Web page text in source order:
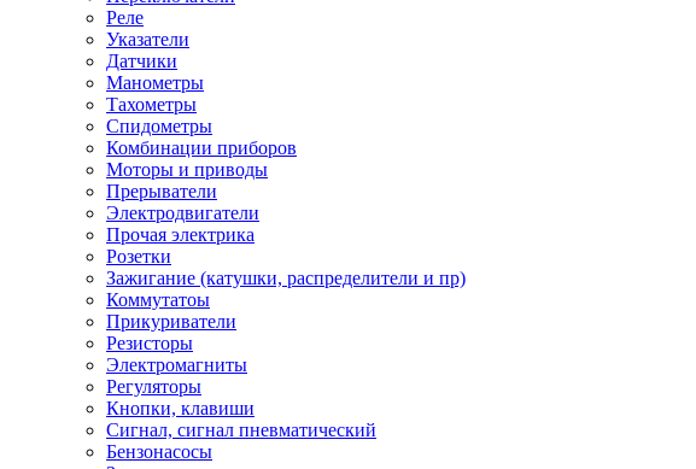
Реле
Указатели
Датчики
Манометры
Тахометры
Спидометры
Комбинации приборов
Моторы и приводы
Прерыватели
Электродвигатели
Прочая электрика
Розетки
Зажигание (катушки, распределители и пр)
Коммутатоы
Прикуриватели
Резисторы
Электромагниты
Регуляторы
Кнопки, клавиши
Сигнал, сигнал пневматический
Бензонасосы